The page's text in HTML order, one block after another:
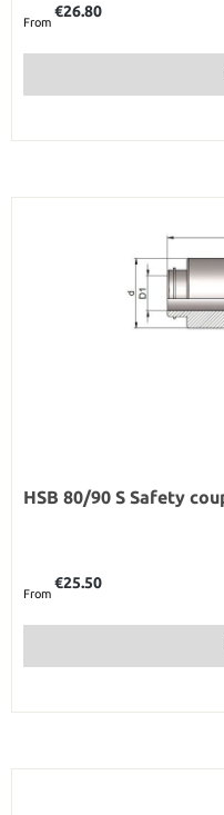
From
€26.80
HSB 80/90 S Safety
From
€25.50